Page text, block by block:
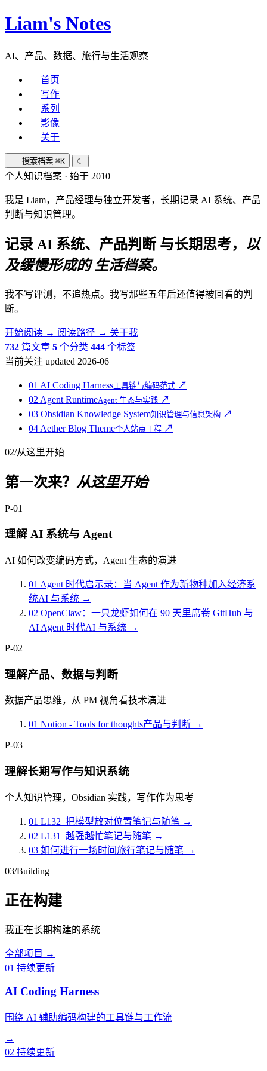
Liam's Notes
AI、产品、数据、旅行与生活观察
首页
写作
系列
影像
关于
搜索档案 ⌘K ☾
个人知识档案 · 始于 2010
我是 Liam，产品经理与独立开发者，长期记录 AI 系统、产品
判断与知识管理。
记录 AI 系统、产品判断 与长期思考， 以
及缓慢形成的 生活档案。
我不写评测，不追热点。我写那些五年后还值得被回看的判
断。
开始阅读 → 阅读路径 → 关于我
732 篇文章 5 个分类 444 个标签
当前关注 updated 2026-06
01 AI Coding Harness工具链与编码范式 ↗
02 Agent RuntimeAgent 生态与实践 ↗
03 Obsidian Knowledge System知识管理与信息架构 ↗
04 Aether Blog Theme个人站点工程 ↗
02/从这里开始
第一次来？ 从这里开始
P-01
理解 AI 系统与 Agent
AI 如何改变编码方式，Agent 生态的演进
01 Agent 时代启示录：当 Agent 作为新物种加入经济系
统AI 与系统 →
02 OpenClaw：一只龙虾如何在 90 天里席卷 GitHub 与
AI Agent 时代AI 与系统 →
P-02
理解产品、数据与判断
数据产品思维，从 PM 视角看技术演进
01 Notion - Tools for thoughts产品与判断 →
P-03
理解长期写作与知识系统
个人知识管理，Obsidian 实践，写作作为思考
01 L132_把模型放对位置笔记与随笔 →
02 L131_越强越忙笔记与随笔 →
03 如何进行一场时间旅行笔记与随笔 →
03/Building
正在构建
我正在长期构建的系统
全部项目 →
01 持续更新
AI Coding Harness
围绕 AI 辅助编码构建的工具链与工作流
→
02 持续更新